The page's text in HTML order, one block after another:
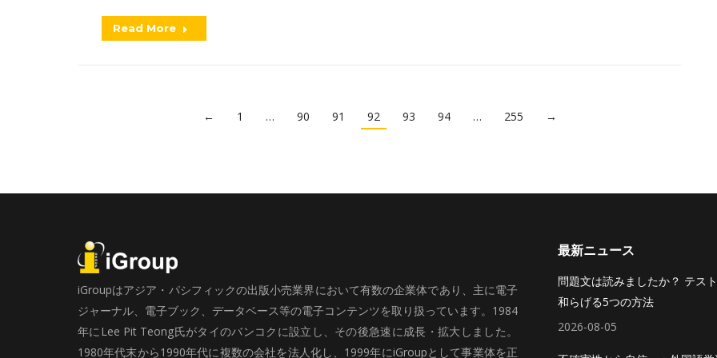
Read More
← 1 … 90 91 92 93 94 … 255 →
iGroupはアジア・パシフィックの出版小売業界において有数の企業体であり、主に電子
ジャーナル、電子ブック、データベース等の電子コンテンツを取り扱っています。1984
年にLee Pit Teong氏がタイのバンコクに設立し、その後急速に成長・拡大しました。
1980年代末から1990年代に複数の会社を法人化し、1999年にiGroupとして事業体を正
最新ニュース
問題文は読みましたか？ テス
和らげる5つの方法
2026-08-05